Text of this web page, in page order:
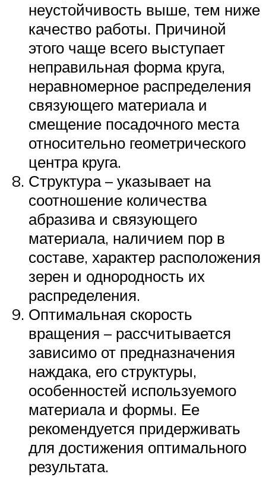
неустойчивость выше, тем ниже
качество работы. Причиной
этого чаще всего выступает
неправильная форма круга,
неравномерное распределения
связующего материала и
смещение посадочного места
относительно геометрического
центра круга.
Структура – указывает на
соотношение количества
абразива и связующего
материала, наличием пор в
составе, характер расположения
зерен и однородность их
распределения.
Оптимальная скорость
вращения – рассчитывается
зависимо от предназначения
наждака, его структуры,
особенностей используемого
материала и формы. Ее
рекомендуется придерживать
для достижения оптимального
результата.